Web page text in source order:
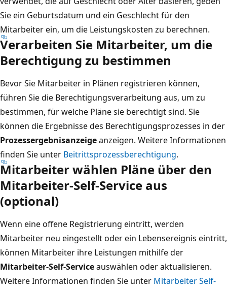
Sie ein Geburtsdatum und ein Geschlecht für den
Mitarbeiter ein, um die Leistungskosten zu berechnen.
Verarbeiten Sie Mitarbeiter, um die
Berechtigung zu bestimmen
Bevor Sie Mitarbeiter in Plänen registrieren können,
führen Sie die Berechtigungsverarbeitung aus, um zu
bestimmen, für welche Pläne sie berechtigt sind. Sie
können die Ergebnisse des Berechtigungsprozesses in der
Prozessergebnisanzeigeanzeigen. Weitere Informationen
finden Sie unter Beitrittsprozessberechtigung.
Mitarbeiter wählen Pläne über den
Mitarbeiter-Self-Service aus
(optional)
Wenn eine offene Registrierung eintritt, werden
Mitarbeiter neu eingestellt oder ein Lebensereignis eintritt,
können Mitarbeiter ihre Leistungen mithilfe der
Mitarbeiter-Self-Serviceauswählen oder aktualisieren.
Weitere Informationen finden Sie unter Mitarbeiter Self-